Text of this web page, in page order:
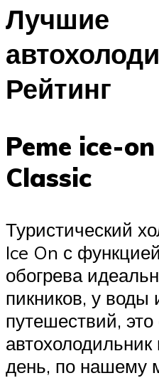
Лучшие
Рейтинг
Peme ice-
Classic
Туристический
Ice On с
обогрева
пикников, у воды
путешествий,
день, по нашему